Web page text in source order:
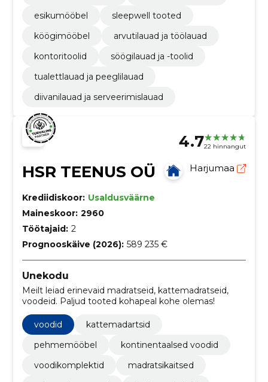
esikumööbel
sleepwell tooted
köögimööbel
arvutilauad ja töölauad
kontoritoolid
söögilauad ja -toolid
tualettlauad ja peeglilauad
diivanilauad ja serveerimislauad
4.722 hinnangut
HSR TEENUS OÜ Harjumaa
Krediidiskoor: Usaldusväärne
Maineskoor: 2960
Töötajaid: 2
Prognooskäive (2026): 589 235 €
Unekodu
Meilt leiad erinevaid madratseid, kattemadratseid,
voodeid. Paljud tooted kohapeal kohe olemas!
voodid
kattemadartsid
pehmemööbel
kontinentaalsed voodid
voodikomplektid
madratsikaitsed